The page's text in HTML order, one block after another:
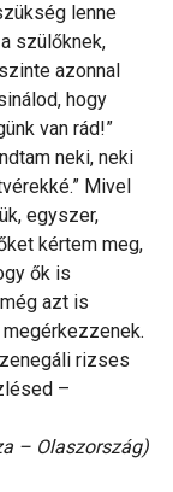
lenne
szülőknek,
azonnal
hogy
van rád!”
neki, neki
Mivel
egyszer,
kértem meg,
ők is
azt is
rizses
–
– Olaszország)